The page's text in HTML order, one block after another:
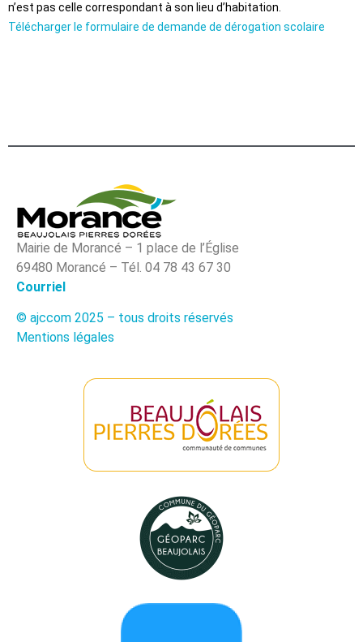
n’est pas celle correspondant à son lieu d’habitation.
Télécharger le formulaire de demande de dérogation scolaire
Mairie de Morancé – 1 place de l’Église
69480 Morancé – Tél. 04 78 43 67 30
Courriel
© ajccom 2025 – tous droits réservés
Mentions légales